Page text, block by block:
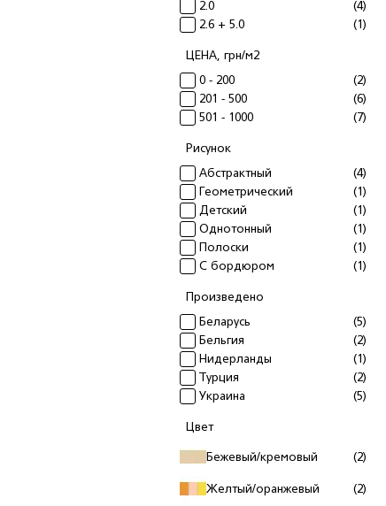
2.0
(4)
2.6 + 5.0
(1)
ЦЕНА, грн/м2
0 - 200
(2)
201 - 500
(6)
501 - 1000
(7)
Рисунок
Абстрактный
(4)
Геометрический
(1)
Детский
(1)
Однотонный
(1)
Полоски
(1)
С бордюром
(1)
Произведено
Беларусь
(5)
Бельгия
(2)
Нидерланды
(1)
Турция
(2)
Украина
(5)
Цвет
Бежевый/кремовый (2)
Желтый/оранжевый (2)